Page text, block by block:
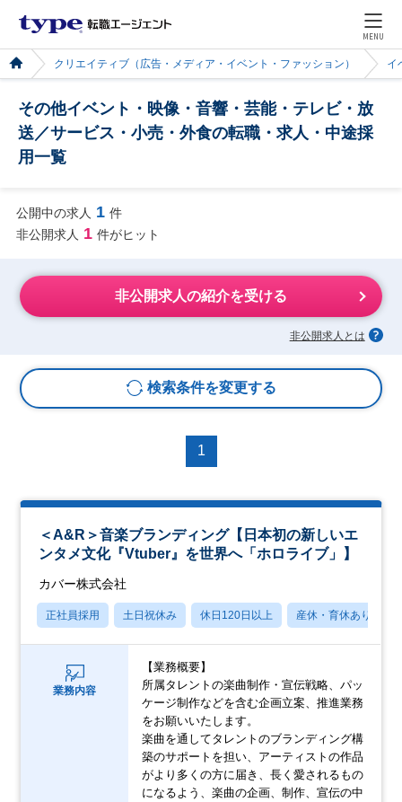
MENU
クリエイティブ（広告・メディア・イベント・ファッション） イ
その他イベント・映像・音響・芸能・テレビ・放
送／サービス・小売・外食の転職・求人・中途採
用一覧
公開中の求人 1 件
非公開求人 1 件がヒット
非公開求人の紹介を受ける
非公開求人とは
検索条件を変更する
1
＜A&R＞音楽ブランディング【日本初の新しいエ
ンタメ文化『Vtuber』を世界へ「ホロライブ」】
カバー株式会社
正社員採用 土日祝休み 休日120日以上 産休・育休あり
業務内容
【業務概要】
所属タレントの楽曲制作・宣伝戦略、パッ
ケージ制作などを含む企画立案、推進業務
をお願いいたします。
楽曲を通してタレントのブランディング構
築のサポートを担い、アーティストの作品
がより多くの方に届き、長く愛されるもの
になるよう、楽曲の企画、制作、宣伝の中